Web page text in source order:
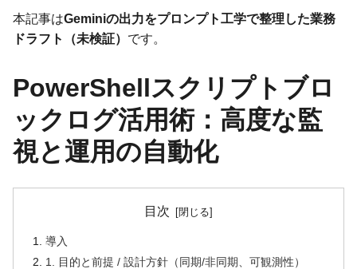
本記事はGeminiの出力をプロンプト工学で整理した業務
ドラフト（未検証） です。
PowerShellスクリプトブロ
ックログ活用術：高度な監
視と運用の自動化
目次
導入
1. 目的と前提 / 設計方針（同期/非同期、可観測性）